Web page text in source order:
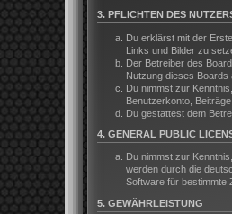
3. PFLICHTEN DES
Du erklärst mit der
Links und Bilder zu
Der Betreiber des
Nutzung dieses Boards
Du nimmst zur
Benutzerkonto,
Du gestattest dem
4. GENERAL PUBLIC
Du nimmst zur
werden durch die
Software für bestimmte
5. GEWÄHRLEISTUNG